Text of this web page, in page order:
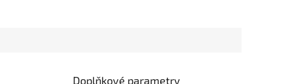
Doplňkové parametry